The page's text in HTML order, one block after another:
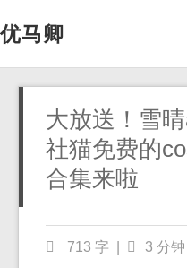
优马卿
大放送！雪
社猫免费的
合集来啦
713 字 3 分钟